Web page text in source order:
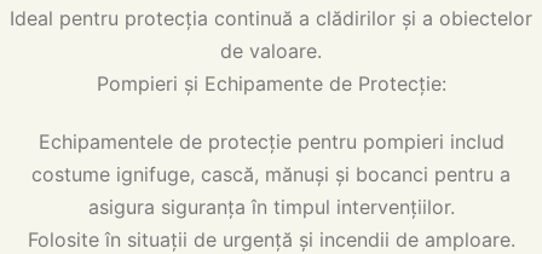
Ideal pentru protecția continuă a clădirilor și a obiectelor
de valoare.
Pompieri și Echipamente de Protecție:
Echipamentele de protecție pentru pompieri includ
costume ignifuge, cască, mănuși și bocanci pentru a
asigura siguranța în timpul intervențiilor.
Folosite în situații de urgență și incendii de amploare.